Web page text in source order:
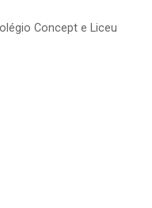
Concept e Liceu